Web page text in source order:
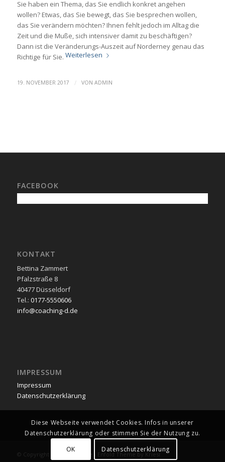
Sie haben ein Thema, das Sie endlich konkret angehen
wollen? Etwas, das Sie bewegt, das Sie besprechen wollen,
das Sie verändern möchten? Ihnen fehlt jedoch im Alltag die
Zeit und die Muße, sich intensiver damit zu beschäftigen?
Dann ist die Veränderungs-Auszeit auf Norderney genau das
Richtige für Sie. Weiterlesen
19. NOVEMBER 2017 / VON ADMIN
FACEBOOK
KONTAKT
Bettina Zammert
Pfalzstraße 8
40477 Düsseldorf
Tel.: 0177-5550606
info@coaching-d.de
IMPRESSUM
Impressum
Datenschutzerklärung
© Copyright - coaching-d.de Enfold Theme by Kriesi
Diese Webseite verwendet Cookies. Infos in unserer
Datenschutzerklärung oder stimmen Sie der Nutzung zu.
OK
Datenschutzerklärung